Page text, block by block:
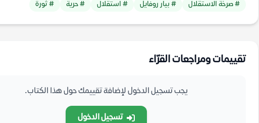
# صرخة الاستقلال # بيار روفايل # استقلال # حرية # ثورة
تقييمات ومراجعات القرّاء
يجب تسجيل الدخول لإضافة تقييمك حول هذا الكتاب.
تسجيل الدخول